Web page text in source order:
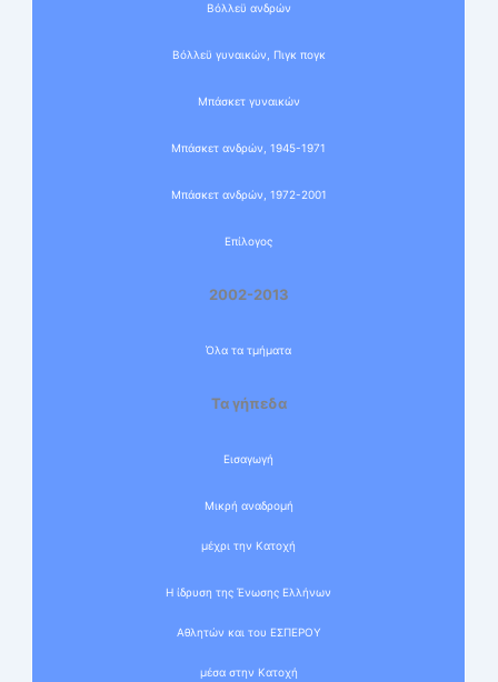
Βόλλεϋ ανδρών
Βόλλεϋ γυναικών, Πιγκ πογκ
Μπάσκετ γυναικών
Μπάσκετ ανδρών, 1945-1971
Μπάσκετ ανδρών, 1972-2001
Επίλογος
2002-2013
Όλα τα τμήματα
Τα γήπεδα
Εισαγωγή
Μικρή αναδρομή
μέχρι την Κατοχή
Η ίδρυση της Ένωσης Ελλήνων
Αθλητών και του ΕΣΠΕΡΟΥ
μέσα στην Κατοχή